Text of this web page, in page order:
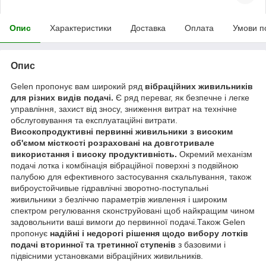
Опис Характеристики Доставка Оплата Умови
Опис
Gelen пропонує вам широкий ряд вібраційних живильників
для різних видів подачі. Є ряд переваг, як безпечне і легке
управління, захист від зносу, зниження витрат на технічне
обслуговування та експлуатаційні витрати.
Високопродуктивні первинні живильники з високим
об'ємом місткості розраховані на довготривале
використання і високу продуктивність. Окремий механізм
подачі лотка і комбінація вібраційної поверхні з подвійною
палубою для ефективного застосування скальпування, також
виброустойчивые гідравлічні зворотно-поступальні
живильники з безліччю параметрів живлення і широким
спектром регулювання сконструйовані щоб найкращим чином
задовольнити ваші вимоги до первинної подачі.Також Gelen
пропонує надійні і недорогі рішення щодо вибору лотків
подачі вторинної та третинної ступенів з базовими і
підвісними установками вібраційних живильників.